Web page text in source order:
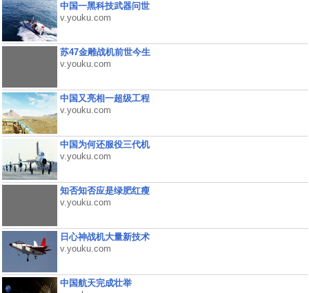
中国一黑科技武器问世
v.youku.com
苏47金雕战机前世今生
v.youku.com
中国又亮相一超级工程
v.youku.com
中国为何还服役三代机
v.youku.com
知否知否应是绿肥红瘦
v.youku.com
日心神战机大量新技术
v.youku.com
中国航天完成壮举